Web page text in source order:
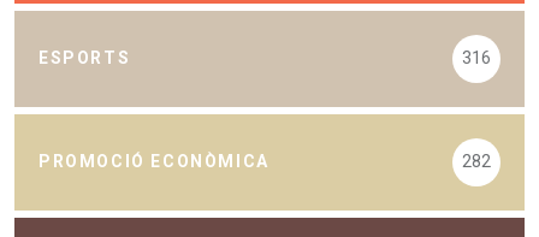
ESPORTS 316
PROMOCIÓ ECONÒMICA 282